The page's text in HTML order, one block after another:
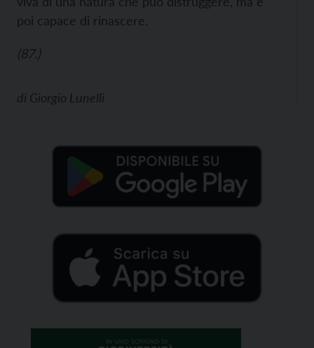
poi capace di rinascere.
(87.)
di Giorgio Lunelli